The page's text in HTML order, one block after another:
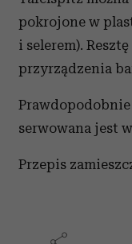
pokrojone w
i selerem).
przyrządzenia
serwowana jest
Przepis